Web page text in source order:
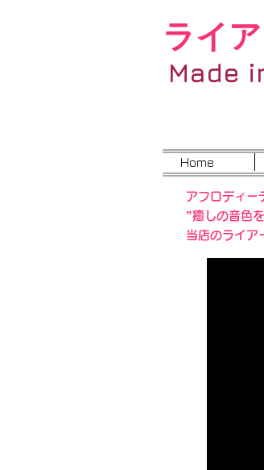
ライ
Made
Home
アフロディー
”癒しの音色
当店のライア